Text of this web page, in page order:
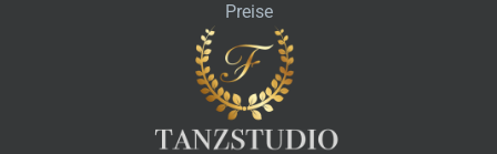
Preise